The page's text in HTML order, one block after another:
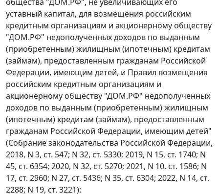
общества "ДОМ.РФ", не увеличивающих его
уставный капитал, для возмещения российским
кредитным организациям и акционерному обществу
"ДОМ.РФ" недополученных доходов по выданным
(приобретенным) жилищным (ипотечным) кредитам
(займам), предоставленным гражданам Российской
Федерации, имеющим детей, и Правил возмещения
российским кредитным организациям и
акционерному обществу "ДОМ.РФ" недополученных
доходов по выданным (приобретенным) жилищным
(ипотечным) кредитам (займам), предоставленным
гражданам Российской Федерации, имеющим детей"
(Собрание законодательства Российской Федерации,
2018, N 3, ст. 547; N 32, ст. 5330; 2019, N 15, ст. 1740; N
45, ст. 6354; 2020, N 32, ст. 5270; 2021, N 10, ст. 1586; N
17, ст. 2960; N 27, ст. 5436; N 35, ст. 6304; 2022, N 14, ст.
2288; N 19, ст. 3221):